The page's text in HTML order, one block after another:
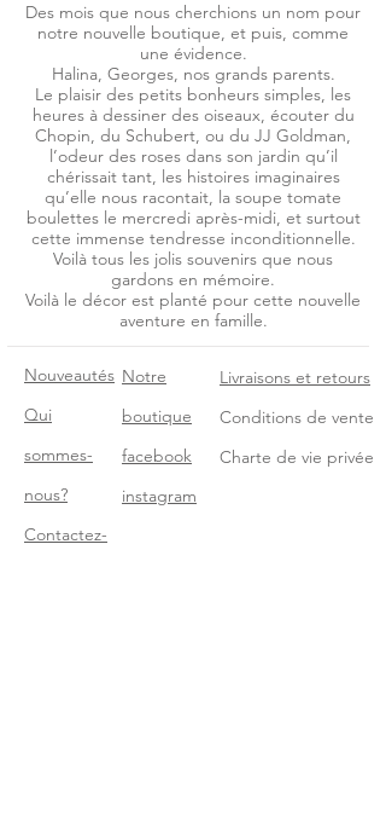
Des mois que nous cherchions un nom pour
notre nouvelle boutique, et puis, comme
une évidence.
Halina, Georges, nos grands parents.
Le plaisir des petits bonheurs simples, les
heures à dessiner des oiseaux, écouter du
Chopin, du Schubert, ou du JJ Goldman,
l’odeur des roses dans son jardin qu’il
chérissait tant, les histoires imaginaires
qu’elle nous racontait, la soupe tomate
boulettes le mercredi après-midi, et surtout
cette immense tendresse inconditionnelle.
Voilà tous les jolis souvenirs que nous
gardons en mémoire.
Voilà le décor est planté pour cette nouvelle
aventure en famille.
Nouveautés
Qui
sommes-
nous?
Contactez-
Notre
boutique
facebook
instagram
Livraisons et retours
Conditions de vente
Charte de vie privée